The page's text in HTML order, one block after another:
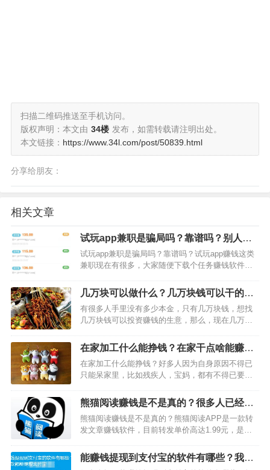
扫描二维码推送至手机访问。
版权声明：本文由 34楼 发布，如需转载请注明出处。
本文链接： https://www.34l.com/post/50839.html
分享给朋友：
相关文章
试玩app兼职是骗局吗？靠谱吗？别人一
天能赚50元-100元
试玩app兼职是骗局吗？靠谱吗？试玩app赚钱这类
兼职现在有很多，大家随便下载个任务赚钱软件，
任务奖励单价1-50元不等，有些大佬一天能完成几
十个上百个任务，一天赚50-100元都是很容易完成
的。…
几万块可以做什么？几万块钱可以干的赚
钱生意分享
有很多人手里没有多少本金，只有几万块钱，想找
几万块钱可以投资赚钱的生意，那么，现在几万块
不够的。所以，几万块钱的话，建议不要开店，那
可以做什么？如果可以，不怕辛苦，那可以做下面
这几个赚钱生意也不错…
在家加工什么能挣钱？在家干点啥能赚
钱？
在家加工什么能挣钱？好多人因为自身原因不得已
只能呆家里，比如残疾人，宝妈，都有不得已要呆
行，因此，在家还是要找点活干才行哦。那么，在
家加工什么能挣钱呢？说实话，如果你想加工一些
现实中的东西，那必须…
熊猫阅读赚钱是不是真的？很多人已经提
现了
熊猫阅读赚钱是不是真的？熊猫阅读APP是一款转
发文章赚钱软件，目前转发单价高达1.99元，是一
们千万不要错过，现在这款软件里面包含海量新闻
资讯，栏目分类清晰像养生搞笑健康美食，育儿教
能赚钱提现到支付宝的软件有哪些？我这